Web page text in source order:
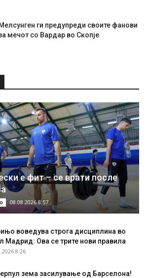
Мелсунген ги предупреди своите фанови
мечот со Вардар во Скопје
е фит – се врати после
08.08.2026 8:57
воведува строга дисциплина во
Мадрид: Ова се трите нови правила
8:26
зема засилување од Барселона!